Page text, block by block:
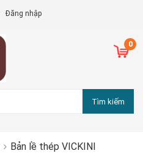
Đăng nhập
0
Tìm kiếm
Bản lề thép VICKINI